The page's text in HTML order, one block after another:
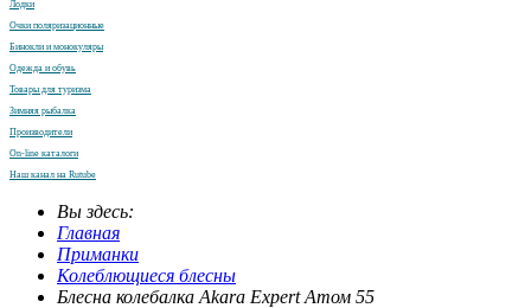
Лодки
Очки поляризационные
Бинокли и монокуляры
Одежда и обувь
Товары для туризма
Зимняя рыбалка
Производители
On-line каталоги
Наш канал на Rutube
Вы здесь:
Главная
Приманки
Колеблющиеся блесны
Блесна колебалка Akara Expert Атом 55